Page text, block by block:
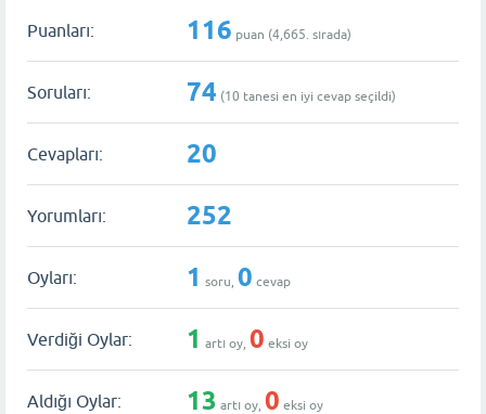
Puanları: 116 puan (4,665. sırada)
Soruları: 74 (10 tanesi en iyi cevap seçildi)
Cevapları: 20
Yorumları: 252
Oyları: 1 soru, 0 cevap
Verdiği Oylar: 1 artı oy, 0 eksi oy
Aldığı Oylar: 13 artı oy, 0 eksi oy